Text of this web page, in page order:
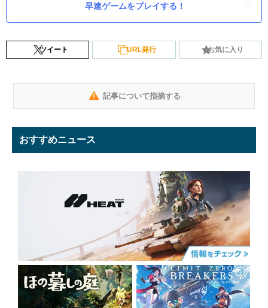
早速ゲームをプレイする！
ツイート URL発行 お気に入り
記事について指摘する
おすすめニュース